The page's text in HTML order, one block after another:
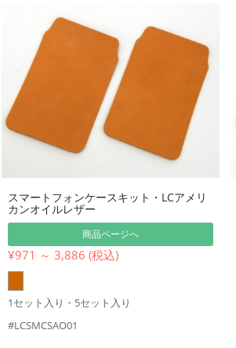
スマートフォンケースキット・LCアメリ
カンオイルレザー
商品ページへ
¥971 ～ 3,886 (税込)
1セット入り・5セット入り
#LCSMCSAO01